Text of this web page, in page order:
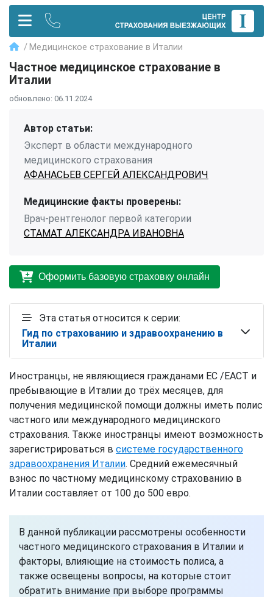
Медицинское страхование в Италии
Частное медицинское страхование в
Италии
обновлено: 06.11.2024
Автор статьи:
Эксперт в области международного
медицинского страхования
АФАНАСЬЕВ СЕРГЕЙ АЛЕКСАНДРОВИЧ
Медицинские факты проверены:
Врач-рентгенолог первой категории
СТАМАТ АЛЕКСАНДРА ИВАНОВНА
Оформить базовую страховку онлайн
Эта статья относится к серии:
Гид по страхованию и здравоохранению в
Италии
Иностранцы, не являющиеся гражданами ЕС /ЕАСТ и
пребывающие в Италии до трёх месяцев, для
получения медицинской помощи должны иметь полис
частного или международного медицинского
страхования. Также иностранцы имеют возможность
зарегистрироваться в системе государственного
здравоохранения Италии. Средний ежемесячный
взнос по частному медицинскому страхованию в
Италии составляет от 100 до 500 евро.
В данной публикации рассмотрены особенности
частного медицинского страхования в Италии и
факторы, влияющие на стоимость полиса, а
также освещены вопросы, на которые стоит
обратить внимание при выборе программы